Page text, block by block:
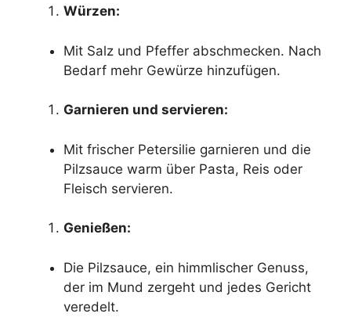
Würzen:
Mit Salz und Pfeffer abschmecken. Nach
Bedarf mehr Gewürze hinzufügen.
Garnieren und servieren:
Mit frischer Petersilie garnieren und die
Pilzsauce warm über Pasta, Reis oder
Fleisch servieren.
Genießen:
Die Pilzsauce, ein himmlischer Genuss,
der im Mund zergeht und jedes Gericht
veredelt.